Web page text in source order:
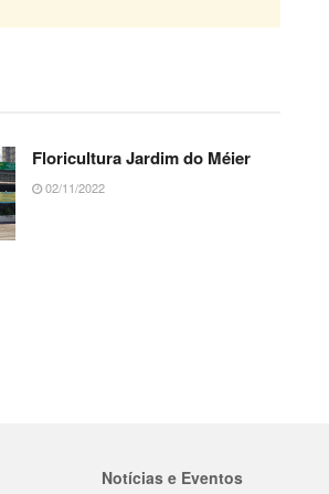
Floricultura Jardim do Méier
02/11/2022
Notícias e Eventos